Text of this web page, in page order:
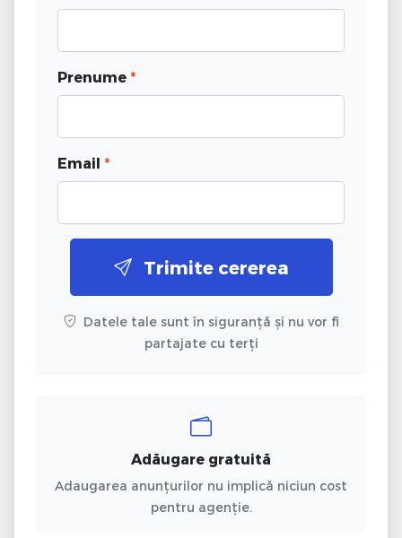
Prenume *
Email *
Trimite cererea
Datele tale sunt în siguranță și nu vor fi
partajate cu terți
Adăugare gratuită
Adaugarea anunțurilor nu implică niciun cost
pentru agenție.